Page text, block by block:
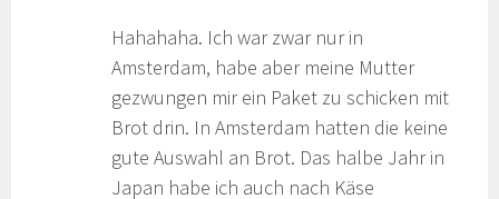
Hahahaha. Ich war zwar nur in
Amsterdam, habe aber meine Mutter
gezwungen mir ein Paket zu schicken mit
Brot drin. In Amsterdam hatten die keine
gute Auswahl an Brot. Das halbe Jahr in
Japan habe ich auch nach Käse